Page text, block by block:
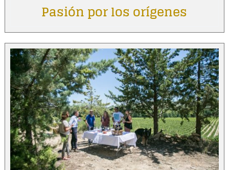
Pasión por los orígenes